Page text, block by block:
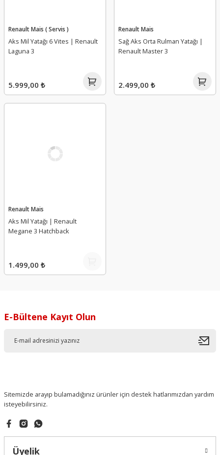
Renault Mais ( Servis )
Aks Mil Yatağı 6 Vites | Renault
Laguna 3
5.999,00 ₺
Renault Mais
Sağ Aks Orta Rulman Yatağı |
Renault Master 3
2.499,00 ₺
Renault Mais
Aks Mil Yatağı | Renault
Megane 3 Hatchback
1.499,00 ₺
E-Bültene Kayıt Olun
Sitemizde arayıp bulamadığınız ürünler için destek hatlarımızdan yardım
isteyebilirsiniz.
Üyelik